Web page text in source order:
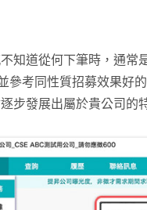
知道從何下筆時，通常
參考同性質招募效果好
步發展出屬於貴公司的